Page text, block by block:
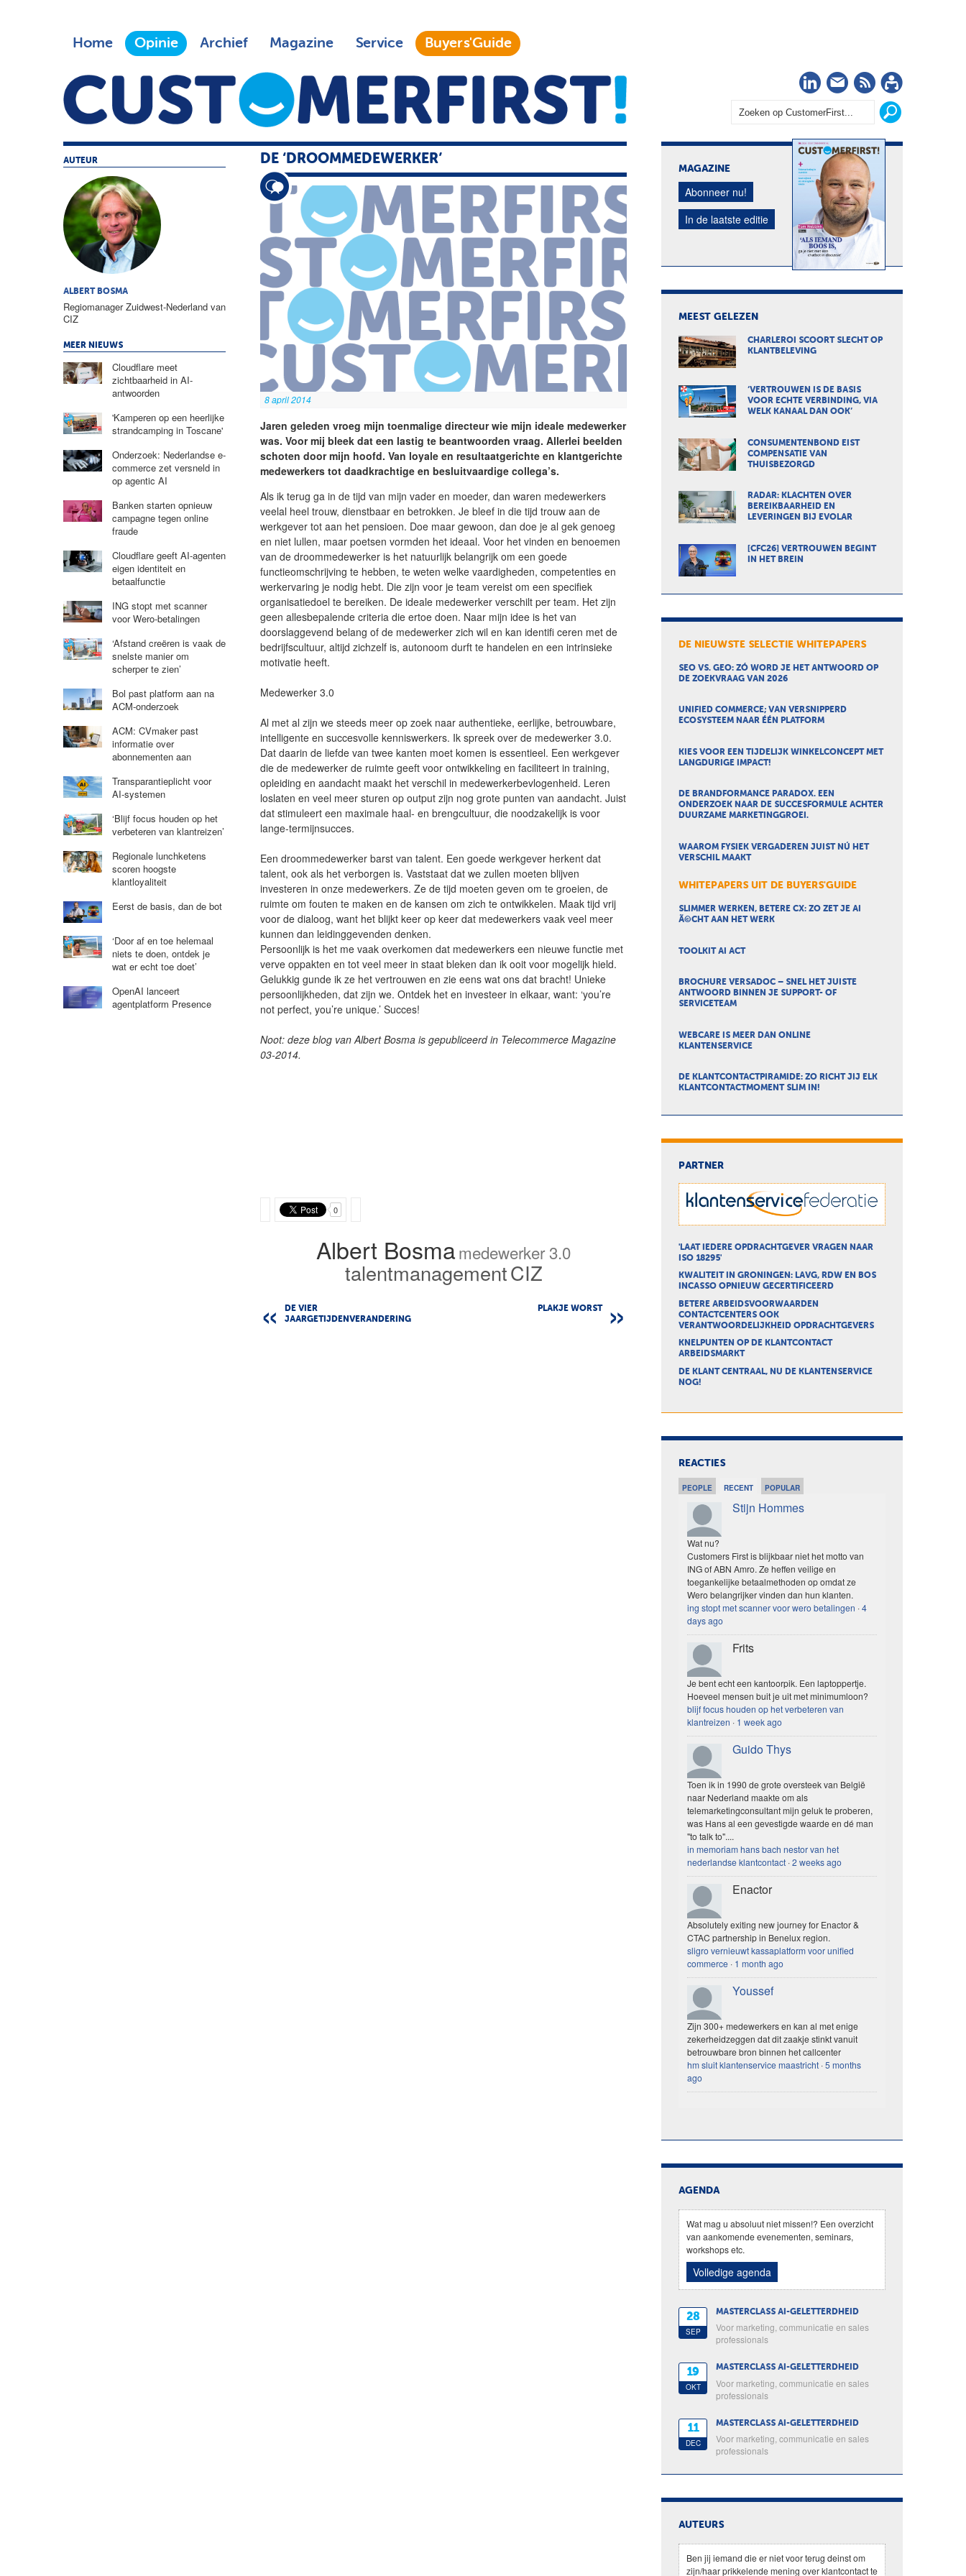
Home Opinie Archief Magazine Service Buyers'Guide
LinkedIn
Nieuwsbrief
RSS
DE ‘DROOMMEDEWERKER’
8 april 2014
Jaren geleden vroeg mijn toenmalige directeur wie mijn ideale medewerker
was. Voor mij bleek dat een lastig te beantwoorden vraag. Allerlei beelden
schoten door mijn hoofd. Van loyale en resultaatgerichte en klantgerichte
medewerkers tot daadkrachtige en besluitvaardige collega’s.
Als ik terug ga in de tijd van mijn vader en moeder, dan waren medewerkers
veelal heel trouw, dienstbaar en betrokken. Je bleef in die tijd trouw aan de
werkgever tot aan het pensioen. Doe maar gewoon, dan doe je al gek genoeg
en niet lullen, maar poetsen vormden het ideaal. Voor het vinden en benoemen
van de droommedewerker is het natuurlijk belangrijk om een goede
functieomschrijving te hebben, te weten welke vaardigheden, competenties en
werkervaring je nodig hebt. Die zijn voor je team vereist om een specifiek
organisatiedoel te bereiken. De ideale medewerker verschilt per team. Het zijn
geen allesbepalende criteria die ertoe doen. Naar mijn idee is het van
doorslaggevend belang of de medewerker zich wil en kan identifi ceren met de
bedrijfscultuur, altijd zichzelf is, autonoom durft te handelen en een intrinsieke
motivatie heeft.
Medewerker 3.0
Al met al zijn we steeds meer op zoek naar authentieke, eerlijke, betrouwbare,
intelligente en succesvolle kenniswerkers. Ik spreek over de medewerker 3.0.
Dat daarin de liefde van twee kanten moet komen is essentieel. Een werkgever
die de medewerker de ruimte geeft voor ontwikkeling en faciliteert in training,
opleiding en aandacht maakt het verschil in medewerkerbevlogenheid. Leren
loslaten en veel meer sturen op output zijn nog grote punten van aandacht. Juist
dat stimuleert een maximale haal- en brengcultuur, die noodzakelijk is voor
lange-termijnsucces.
Een droommedewerker barst van talent. Een goede werkgever herkent dat
talent, ook als het verborgen is. Vaststaat dat we zullen moeten blijven
investeren in onze medewerkers. Ze de tijd moeten geven om te groeien, de
ruimte om fouten te maken en de kansen om zich te ontwikkelen. Maak tijd vrij
voor de dialoog, want het blijkt keer op keer dat medewerkers vaak veel meer
kunnen dan leidinggevenden denken.
Persoonlijk is het me vaak overkomen dat medewerkers een nieuwe functie met
verve oppakten en tot veel meer in staat bleken dan ik ooit voor mogelijk hield.
Gelukkig gunde ik ze het vertrouwen en zie eens wat ons dat bracht! Unieke
persoonlijkheden, dat zijn we. Ontdek het en investeer in elkaar, want: ‘you’re
not perfect, you’re unique.’ Succes!
Noot: deze blog van Albert Bosma is gepubliceerd in Telecommerce Magazine
03-2014.
0
Albert Bosmamedewerker 3.0
talentmanagementCIZ
DE VIER
JAARGETIJDENVERANDERING
PLAKJE WORST
AUTEUR
ALBERT BOSMA
Regiomanager Zuidwest-Nederland van
CIZ
MEER NIEUWS
Cloudflare meet
zichtbaarheid in AI-
antwoorden
'Kamperen op een heerlijke
strandcamping in Toscane'
Onderzoek: Nederlandse e-
commerce zet versneld in
op agentic AI
Banken starten opnieuw
campagne tegen online
fraude
Cloudflare geeft AI-agenten
eigen identiteit en
betaalfunctie
ING stopt met scanner
voor Wero-betalingen
‘Afstand creëren is vaak de
snelste manier om
scherper te zien’
Bol past platform aan na
ACM-onderzoek
ACM: CVmaker past
informatie over
abonnementen aan
Transparantieplicht voor
AI-systemen
‘Blijf focus houden op het
verbeteren van klantreizen’
Regionale lunchketens
scoren hoogste
klantloyaliteit
Eerst de basis, dan de bot
‘Door af en toe helemaal
niets te doen, ontdek je
wat er echt toe doet’
OpenAI lanceert
agentplatform Presence
MAGAZINE
Abonneer nu!
In de laatste editie
MEEST GELEZEN
CHARLEROI SCOORT SLECHT OP
KLANTBELEVING
‘VERTROUWEN IS DE BASIS
VOOR ECHTE VERBINDING, VIA
WELK KANAAL DAN OOK’
CONSUMENTENBOND EIST
COMPENSATIE VAN
THUISBEZORGD
RADAR: KLACHTEN OVER
BEREIKBAARHEID EN
LEVERINGEN BIJ EVOLAR
[CFC26] VERTROUWEN BEGINT
IN HET BREIN
DE NIEUWSTE SELECTIE WHITEPAPERS
SEO VS. GEO: ZÓ WORD JE HET ANTWOORD OP
DE ZOEKVRAAG VAN 2026
UNIFIED COMMERCE; VAN VERSNIPPERD
ECOSYSTEEM NAAR ÉÉN PLATFORM
KIES VOOR EEN TIJDELIJK WINKELCONCEPT MET
LANGDURIGE IMPACT!
DE BRANDFORMANCE PARADOX. EEN
ONDERZOEK NAAR DE SUCCESFORMULE ACHTER
DUURZAME MARKETINGGROEI.
WAAROM FYSIEK VERGADEREN JUIST NÚ HET
VERSCHIL MAAKT
WHITEPAPERS UIT DE BUYERS'GUIDE
SLIMMER WERKEN, BETERE CX: ZO ZET JE AI
Ã©CHT AAN HET WERK
TOOLKIT AI ACT
BROCHURE VERSADOC – SNEL HET JUISTE
ANTWOORD BINNEN JE SUPPORT- OF
SERVICETEAM
WEBCARE IS MEER DAN ONLINE
KLANTENSERVICE
DE KLANTCONTACTPIRAMIDE: ZO RICHT JIJ ELK
KLANTCONTACTMOMENT SLIM IN!
PARTNER
'LAAT IEDERE OPDRACHTGEVER VRAGEN NAAR
ISO 18295'
KWALITEIT IN GRONINGEN: LAVG, RDW EN BOS
INCASSO OPNIEUW GECERTIFICEERD
BETERE ARBEIDSVOORWAARDEN
CONTACTCENTERS OOK
VERANTWOORDELIJKHEID OPDRACHTGEVERS
KNELPUNTEN OP DE KLANTCONTACT
ARBEIDSMARKT
DE KLANT CENTRAAL, NU DE KLANTENSERVICE
NOG!
REACTIES
PEOPLE RECENT POPULAR
Stijn Hommes
Wat nu?
Customers First is blijkbaar niet het motto van
ING of ABN Amro. Ze heffen veilige en
toegankelijke betaalmethoden op omdat ze
Wero belangrijker vinden dan hun klanten.
ing stopt met scanner voor wero betalingen ·4
days ago
Frits
Je bent echt een kantoorpik. Een laptoppertje.
Hoeveel mensen buit je uit met minimumloon?
blijf focus houden op het verbeteren van
klantreizen · 1 week ago
Guido Thys
Toen ik in 1990 de grote oversteek van België
naar Nederland maakte om als
telemarketingconsultant mijn geluk te proberen,
was Hans al een gevestigde waarde en dé man
"to talk to"....
in memoriam hans bach nestor van het
nederlandse klantcontact ·2 weeks ago
Enactor
Absolutely exiting new journey for Enactor &
CTAC partnership in Benelux region.
sligro vernieuwt kassaplatform voor unified
commerce · 1 month ago
Youssef
Zijn 300+ medewerkers en kan al met enige
zekerheidzeggen dat dit zaakje stinkt vanuit
betrouwbare bron binnen het callcenter
hm sluit klantenservice maastricht ·5 months
ago
AGENDA
Wat mag u absoluut niet missen!? Een overzicht
van aankomende evenementen, seminars,
workshops etc.
Volledige agenda
28
SEP
MASTERCLASS AI-GELETTERDHEID
Voor marketing, communicatie en sales
professionals
19
OKT
MASTERCLASS AI-GELETTERDHEID
Voor marketing, communicatie en sales
professionals
11
DEC
MASTERCLASS AI-GELETTERDHEID
Voor marketing, communicatie en sales
professionals
AUTEURS
Ben jij iemand die er niet voor terug deinst om
zijn/haar prikkelende mening over klantcontact te